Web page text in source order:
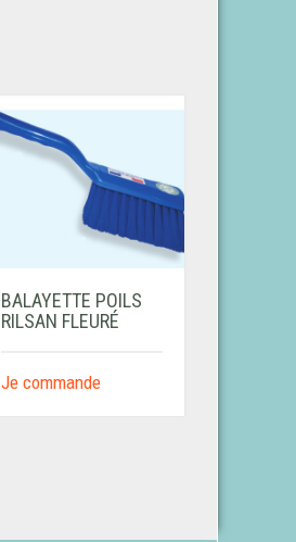
BALAYETTE POILS
RILSAN FLEURÉ
Je commande